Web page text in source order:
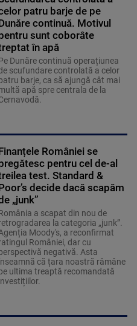
patru barje de pe
continuă. Motivul
sunt coborâte
în apă
Dunăre continuă operațiunea
scufundare controlată a celor
barje, ca să ajungă cât mai
apă spre centrala de la
României se
pentru cel de-al
test. Standard &
decide dacă scapăm
„junk”
a scapat din nou de
la categoria „junk”.
Moody's, a reconfirmat
României, dar cu
negativă. Asta
că țara noastră rămâne
ultima treaptă recomandată